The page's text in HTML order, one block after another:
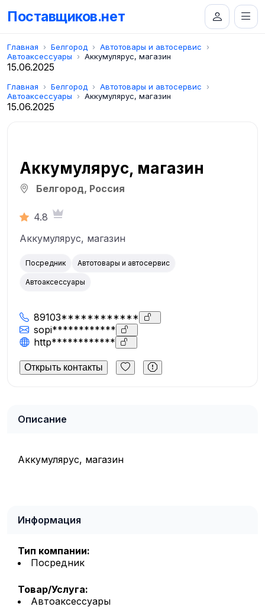
Поставщиков.нет
Главная Белгород
Автотовары и автосервис
Автоаксессуары
Аккумулярус, магазин
15.06.2025
Главная Белгород
Автотовары и автосервис
Автоаксессуары
Аккумулярус, магазин
15.06.2025
Аккумулярус, магазин
Белгород, Россия
4.8
Аккумулярус, магазин
Посредник Автотовары и автосервис
Автоаксессуары
89103************
sopi************
http************
Открыть контакты
Описание
Аккумулярус, магазин
Информация
Тип компании:
Посредник
Товар/Услуга:
Автоаксессуары